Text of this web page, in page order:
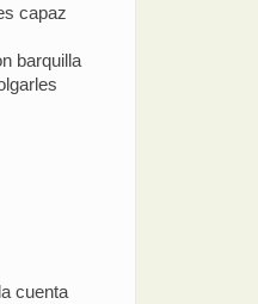
capaz
barquilla
cuenta